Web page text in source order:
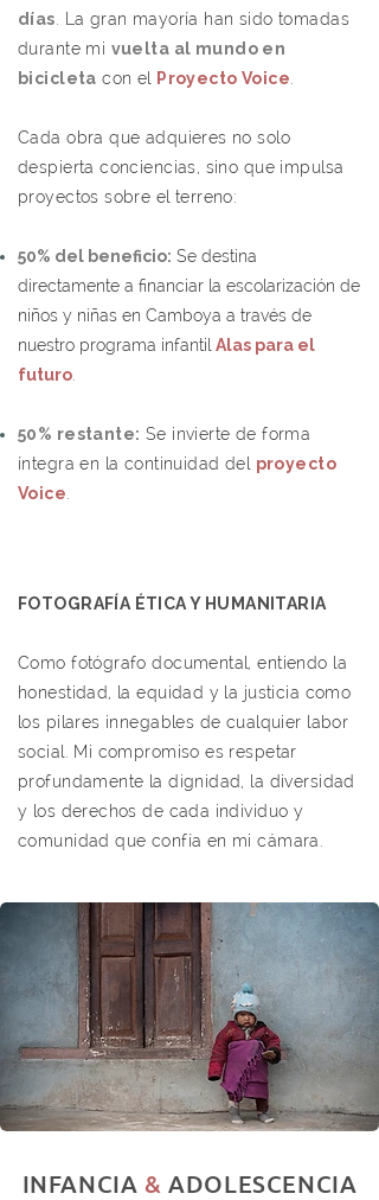
días . La gran mayoría han sido tomadas
durante mi vuelta al mundo en
bicicleta con el Proyecto Voice
Cada obra que adquieres no solo
despierta conciencias, sino que impulsa
proyectos sobre el terreno:​
50% del beneficio: Se destina
directamente a financiar la escolarización de
niños y niñas en Camboya a través de
nuestro programa infantil Alas para el
futuro
50% restante: Se invierte de forma
íntegra en la continuidad del proyecto
Voice
FOTOGRAFÍA ÉTICA Y HUMANITARIA
Como fotógrafo documental, entiendo la
honestidad, la equidad y la justicia como
los pilares innegables de cualquier labor
social. Mi compromiso es respetar
profundamente la dignidad, la diversidad
y los derechos de cada individuo y
comunidad que confía en mi cámara.
INFANCIA & ADOLESCENCIA